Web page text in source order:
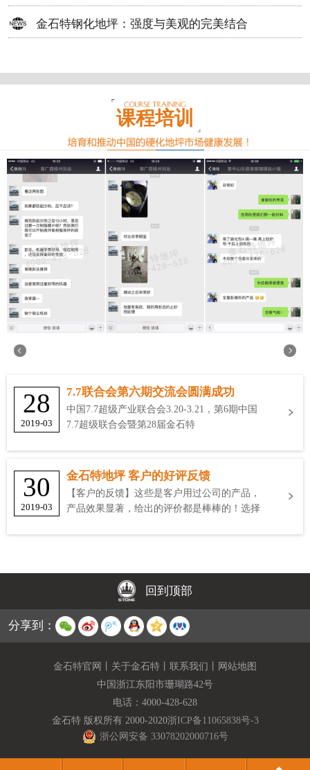
金石特钢化地坪：强度与美观的完美结合
课程培训
28
2019-03
7.7联合会第六期交流会圆满成功
中国7.7超级产业联合会3.20-3.21，第6期中国
7.7超级联合会暨第28届金石特
30
2019-03
金石特地坪 客户的好评反馈
【客户的反馈】这些是客户用过公司的产品，
产品效果显著，给出的评价都是棒棒的！选择
回到顶部
分享到：
金石特官网 关于金石特 联系我们
网站地图
中国浙江东阳市珊瑚路42号
电话： 4000-428-628
金石特 版权所有 2000-2020浙ICP备11065838号-3
浙公网安备 33078202000716号